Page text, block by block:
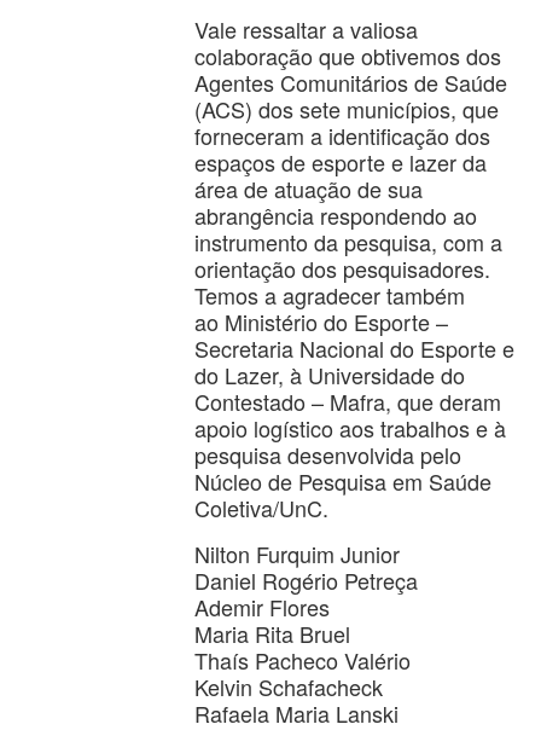
Vale ressaltar a valiosa
colaboração que obtivemos dos
Agentes Comunitários de Saúde
(ACS) dos sete municípios, que
forneceram a identificação dos
espaços de esporte e lazer da
área de atuação de sua
abrangência respondendo ao
instrumento da pesquisa, com a
orientação dos pesquisadores.
Temos a agradecer também
ao Ministério do Esporte –
Secretaria Nacional do Esporte e
do Lazer, à Universidade do
Contestado – Mafra, que deram
apoio logístico aos trabalhos e à
pesquisa desenvolvida pelo
Núcleo de Pesquisa em Saúde
Coletiva/UnC.
Nilton Furquim Junior
Daniel Rogério Petreça
Ademir Flores
Maria Rita Bruel
Thaís Pacheco Valério
Kelvin Schafacheck
Rafaela Maria Lanski